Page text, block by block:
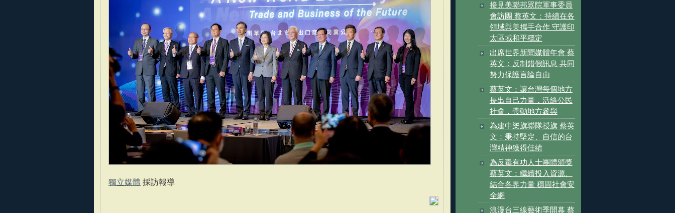
獨立媒體 採訪報導
接見美聯邦眾院軍事委員
會訪團 蔡英文：持續在各
領域與美攜手合作 守護印
太區域和平穩定
出席世界新聞媒體年會 蔡
英文：反制錯假訊息 共同
努力保護言論自由
蔡英文：讓台灣每個地方
長出自己力量，活絡公民
社會，帶動地方參與
為建中樂旗聯隊授旗 蔡英
文：秉持堅定、自信的台
灣精神獲得佳績
為反毒有功人士團體頒獎
蔡英文：繼續投入資源、
結合各界力量 穩固社會安
全網
浪漫台三線藝術季開幕 蔡